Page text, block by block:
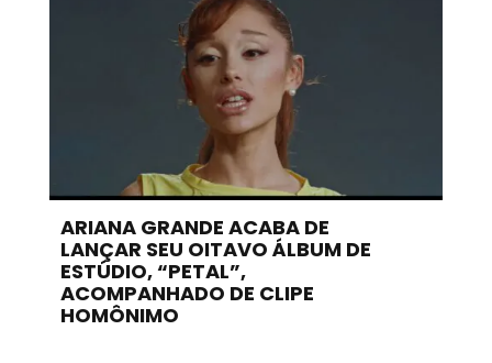
ARIANA GRANDE ACABA DE
LANÇAR SEU OITAVO ÁLBUM DE
ESTÚDIO, “PETAL”,
ACOMPANHADO DE CLIPE
HOMÔNIMO